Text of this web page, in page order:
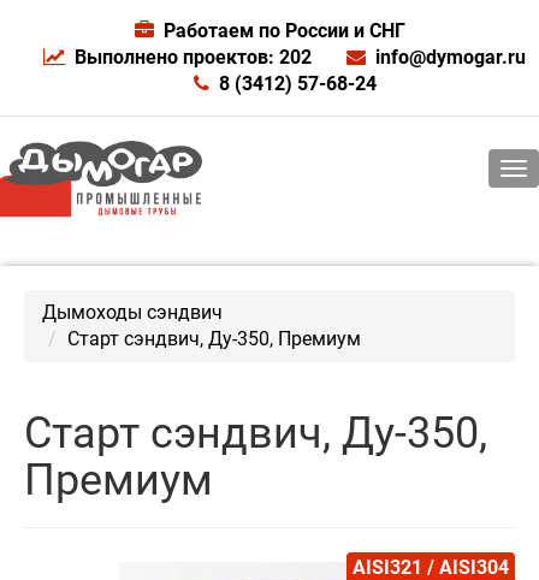
Работаем по России и СНГ
Выполнено проектов: 202
info@dymogar.ru
8 (3412) 57-68-24
Дымоходы сэндвич
Старт сэндвич, Ду-350, Премиум
Старт сэндвич, Ду-350,
Премиум
AISI321 / AISI304